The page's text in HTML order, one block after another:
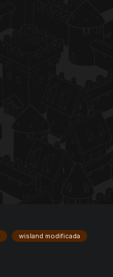
wisland modificada